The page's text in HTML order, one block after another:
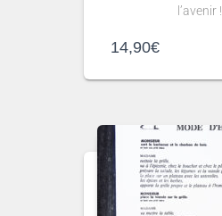
l’avenir !
14,90€